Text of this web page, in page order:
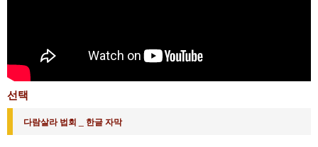
선택
다람살라 법회 _ 한글 자막